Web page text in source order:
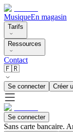
MusiqueEn magasin
Tarifs
Ressources
Contact
🇫🇷
Se connecter Créer
Se connecter
Sans carte bancaire.